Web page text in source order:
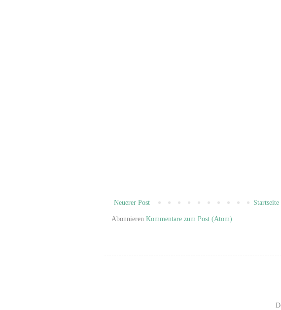
Neuerer Post Startseite
Abonnieren Kommentare zum Post (Atom)